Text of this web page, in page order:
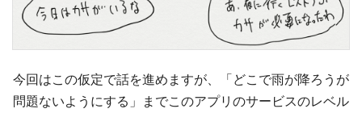
今回はこの仮定で話を進めますが、「どこで雨が降ろうが
問題ないようにする」までこのアプリのサービスのレベル